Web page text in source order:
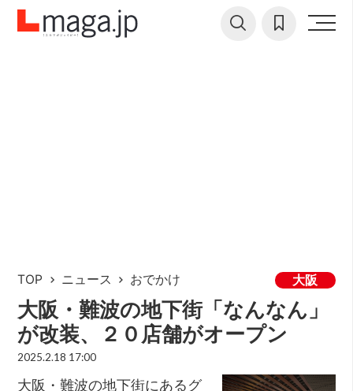
TOP ニュース おでかけ 大阪
大阪・難波の地下街「なんなん」
が改装、２０店舗がオープン
2025.2.18 17:00
大阪・難波の地下街にあるグ